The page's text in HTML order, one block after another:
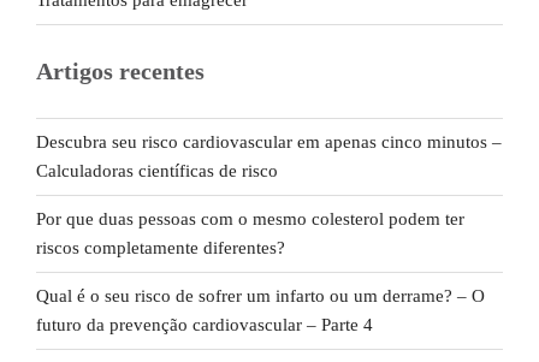
Artigos recentes
Descubra seu risco cardiovascular em apenas cinco minutos –
Calculadoras científicas de risco
Por que duas pessoas com o mesmo colesterol podem ter
riscos completamente diferentes?
Qual é o seu risco de sofrer um infarto ou um derrame? – O
futuro da prevenção cardiovascular – Parte 4